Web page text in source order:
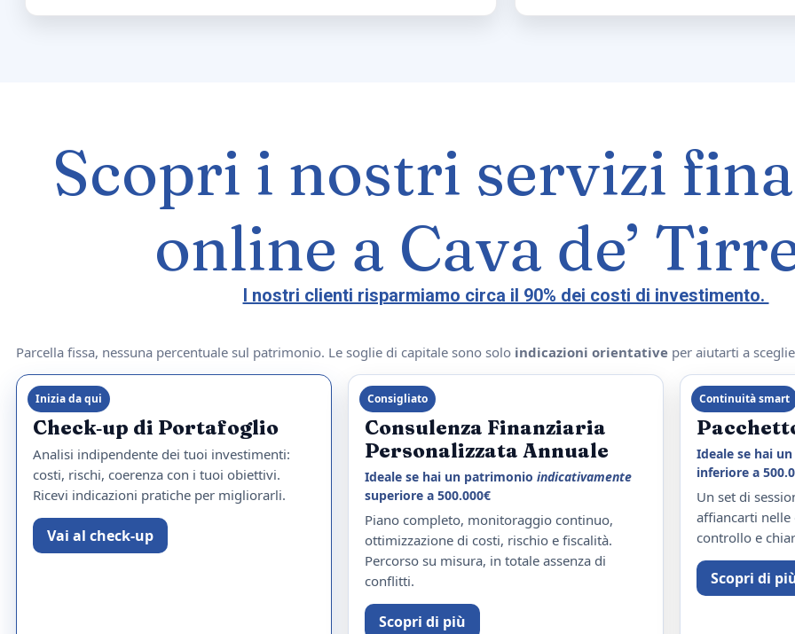
Scopri i nostri servizi
online a Cava de’
I nostri clienti risparmiamo circa il 90% dei costi di investimento.
Parcella fissa, nessuna percentuale sul patrimonio. Le soglie di capitale sono solo indicazioni orientative per aiutarti a
Inizia da qui
Check‑up di Portafoglio
Analisi indipendente dei tuoi investimenti:
costi, rischi, coerenza con i tuoi obiettivi.
Ricevi indicazioni pratiche per migliorarli.
Vai al check‑up
Consigliato
Consulenza Finanziaria
Personalizzata Annuale
Ideale se hai un patrimonio indicativamente
superiore a 500.000€
Piano completo, monitoraggio continuo,
ottimizzazione di costi, rischio e fiscalità.
Percorso su misura, in totale assenza di
conflitti.
Scopri di più
Continuità smart
Ideale se hai
inferiore a
Un set di
affiancarti nelle
controllo e
Scopri di